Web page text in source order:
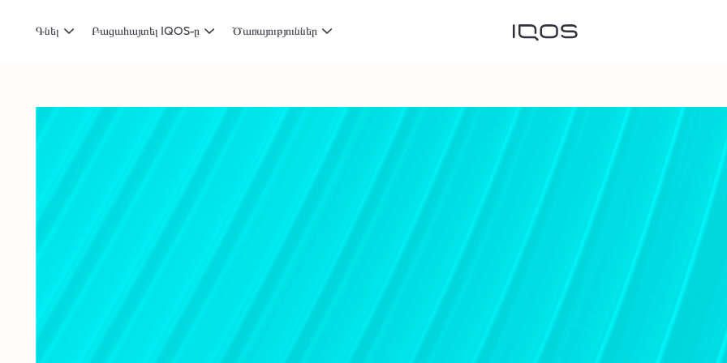
Գնել Բացահայտել IQOS-ը Ծառայություններ